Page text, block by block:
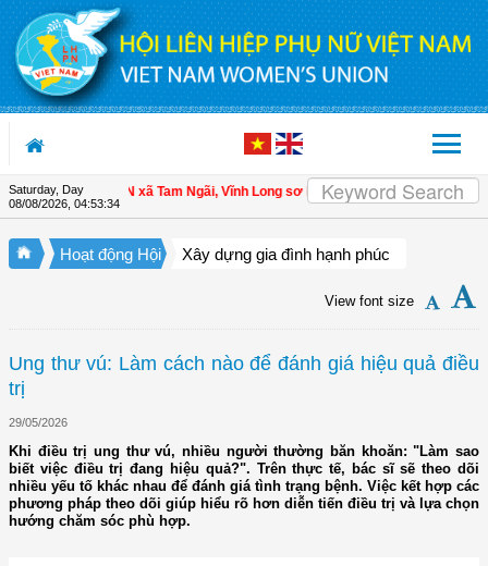
Skip to Content
Saturday, Day
08/08/2026, 04:53:35
viên | Hội LHPN xã Tam Ngãi, Vĩnh Long sơ kết công tác Hội và phong trào
Hoạt động Hội Xây dựng gia đình hạnh phúc
View font size
Ung thư vú: Làm cách nào để đánh giá hiệu quả điều
trị
29/05/2026
Khi điều trị ung thư vú, nhiều người thường băn khoăn: "Làm sao
biết việc điều trị đang hiệu quả?". Trên thực tế, bác sĩ sẽ theo dõi
nhiều yếu tố khác nhau để đánh giá tình trạng bệnh. Việc kết hợp các
phương pháp theo dõi giúp hiểu rõ hơn diễn tiến điều trị và lựa chọn
hướng chăm sóc phù hợp.